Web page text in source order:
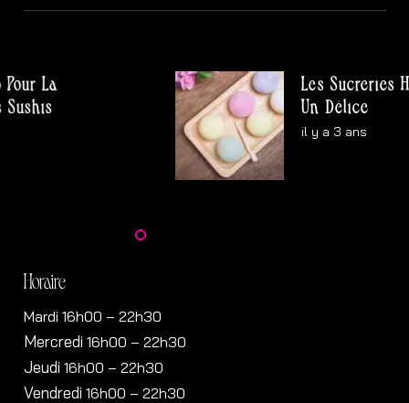
Les Sucreries Halal
Un Délice
il y a 3 ans
Horaire
Mardi 16h00 – 22h30
Mercredi 16h00 – 22h30
Jeudi 16h00 – 22h30
Vendredi 16h00 – 22h30